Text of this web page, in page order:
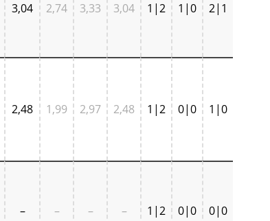
3,04 2,74 3,33 3,04 1|2 1|0 2|1
2,48 1,99 2,97 2,48 1|2 0|0 1|0
– – – – 1|2 0|0 0|0